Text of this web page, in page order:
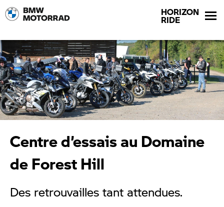
HORIZON
RIDE
Centre d’essais au Domaine
de Forest Hill
Des retrouvailles tant attendues.